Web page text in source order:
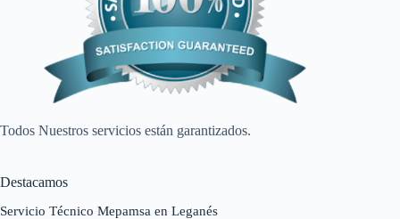
Todos Nuestros servicios están garantizados.
Destacamos
Servicio Técnico Mepamsa en Leganés